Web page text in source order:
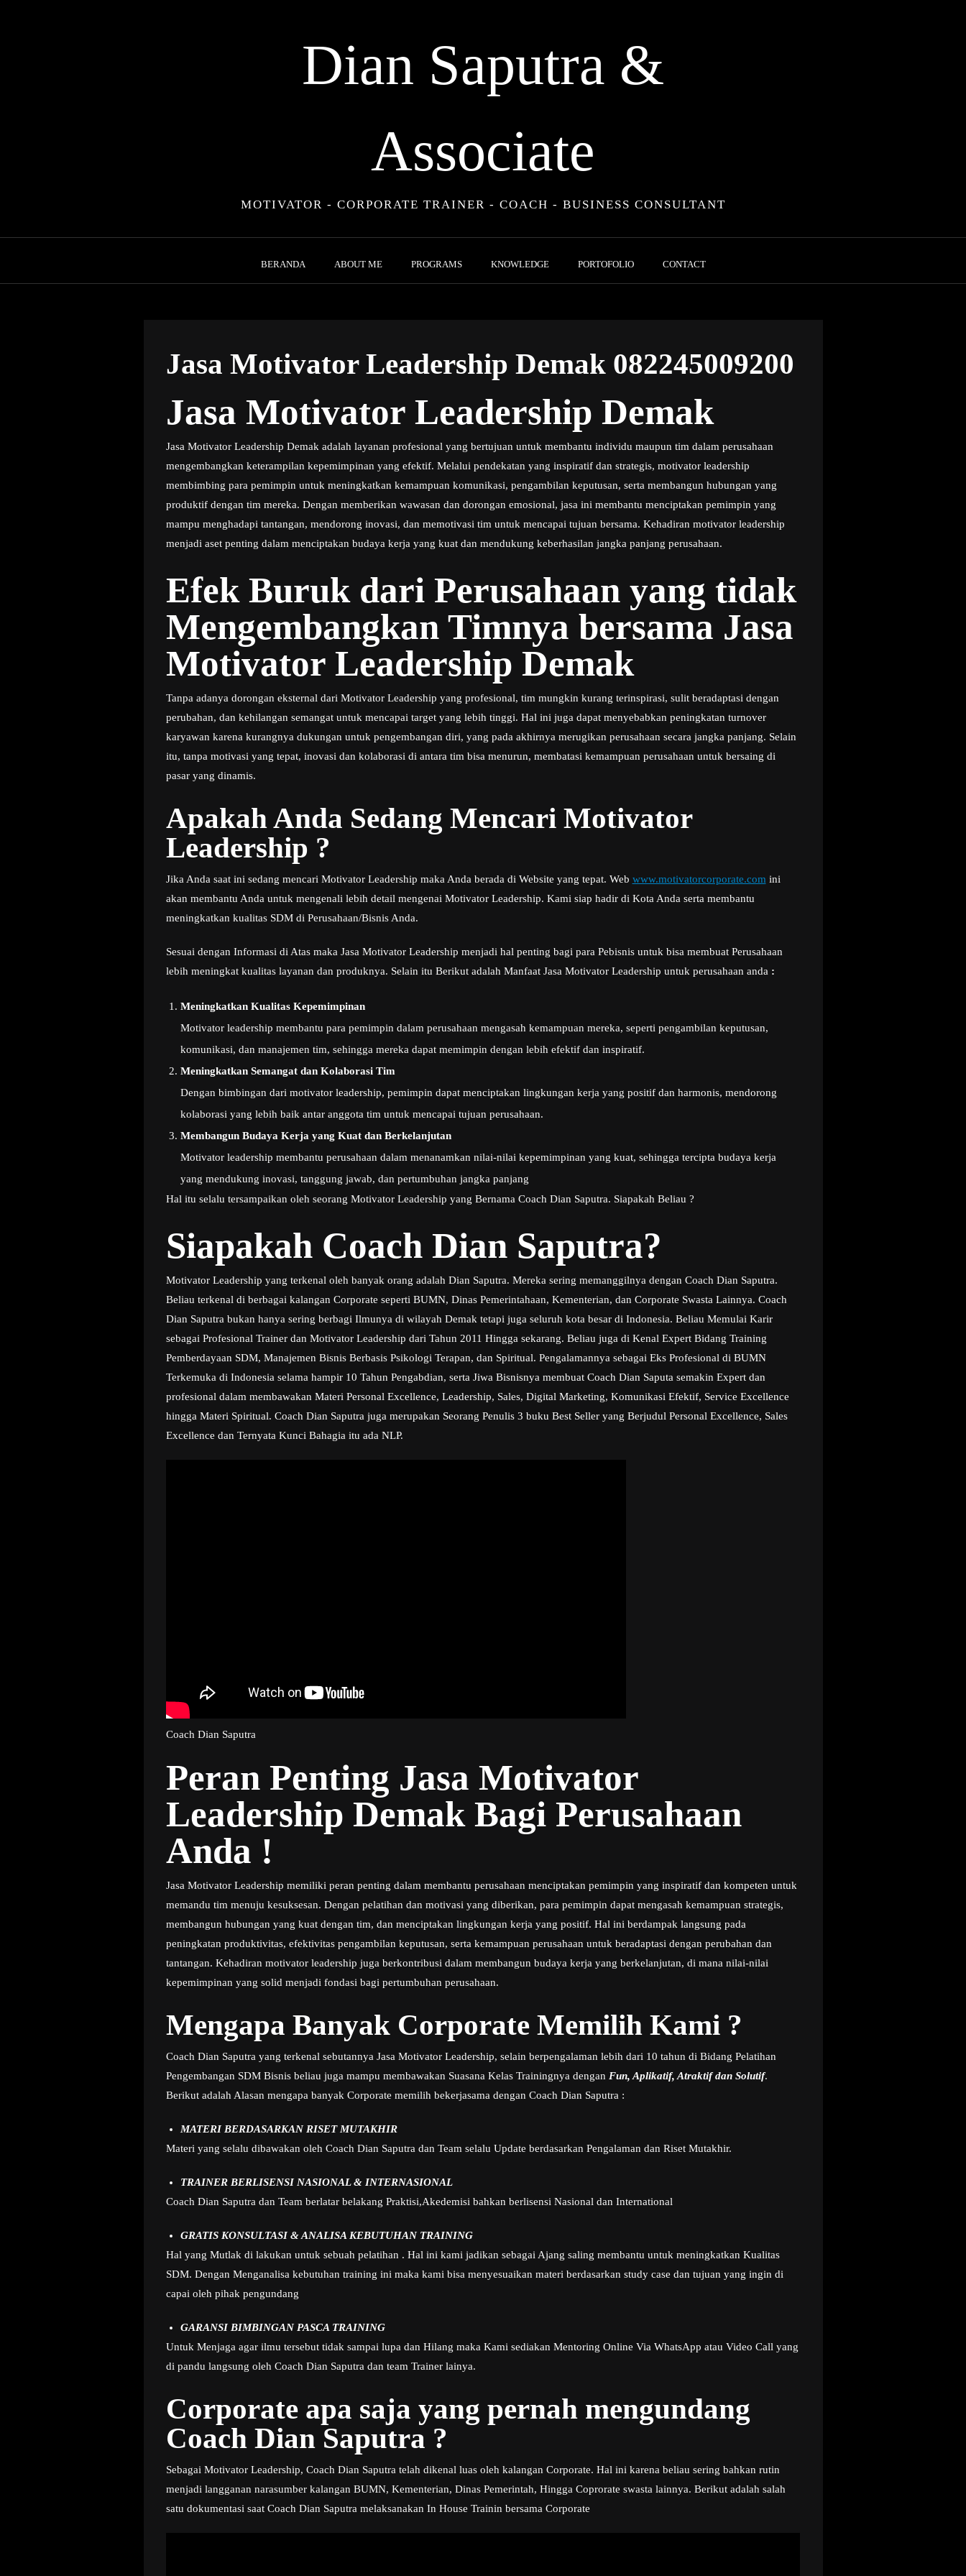
Dian Saputra &
Associate
MOTIVATOR - CORPORATE TRAINER - COACH - BUSINESS CONSULTANT
BERANDA ABOUT ME PROGRAMS KNOWLEDGE PORTOFOLIO CONTACT
Jasa Motivator Leadership Demak 082245009200
Jasa Motivator Leadership Demak
Jasa Motivator Leadership Demak adalah layanan profesional yang bertujuan untuk membantu individu maupun tim dalam perusahaan
mengembangkan keterampilan kepemimpinan yang efektif. Melalui pendekatan yang inspiratif dan strategis, motivator leadership
membimbing para pemimpin untuk meningkatkan kemampuan komunikasi, pengambilan keputusan, serta membangun hubungan yang
produktif dengan tim mereka. Dengan memberikan wawasan dan dorongan emosional, jasa ini membantu menciptakan pemimpin yang
mampu menghadapi tantangan, mendorong inovasi, dan memotivasi tim untuk mencapai tujuan bersama. Kehadiran motivator leadership
menjadi aset penting dalam menciptakan budaya kerja yang kuat dan mendukung keberhasilan jangka panjang perusahaan.
Efek Buruk dari Perusahaan yang tidak
Mengembangkan Timnya bersama Jasa
Motivator Leadership Demak
Tanpa adanya dorongan eksternal dari Motivator Leadership yang profesional, tim mungkin kurang terinspirasi, sulit beradaptasi dengan
perubahan, dan kehilangan semangat untuk mencapai target yang lebih tinggi. Hal ini juga dapat menyebabkan peningkatan turnover
karyawan karena kurangnya dukungan untuk pengembangan diri, yang pada akhirnya merugikan perusahaan secara jangka panjang. Selain
itu, tanpa motivasi yang tepat, inovasi dan kolaborasi di antara tim bisa menurun, membatasi kemampuan perusahaan untuk bersaing di
pasar yang dinamis.
Apakah Anda Sedang Mencari Motivator
Leadership ?
Jika Anda saat ini sedang mencari Motivator Leadership maka Anda berada di Website yang tepat. Web www.motivatorcorporate.com ini
akan membantu Anda untuk mengenali lebih detail mengenai Motivator Leadership. Kami siap hadir di Kota Anda serta membantu
meningkatkan kualitas SDM di Perusahaan/Bisnis Anda.
Sesuai dengan Informasi di Atas maka Jasa Motivator Leadership menjadi hal penting bagi para Pebisnis untuk bisa membuat Perusahaan
lebih meningkat kualitas layanan dan produknya. Selain itu Berikut adalah Manfaat Jasa Motivator Leadership untuk perusahaan anda :
Meningkatkan Kualitas Kepemimpinan
Motivator leadership membantu para pemimpin dalam perusahaan mengasah kemampuan mereka, seperti pengambilan keputusan,
komunikasi, dan manajemen tim, sehingga mereka dapat memimpin dengan lebih efektif dan inspiratif.
Meningkatkan Semangat dan Kolaborasi Tim
Dengan bimbingan dari motivator leadership, pemimpin dapat menciptakan lingkungan kerja yang positif dan harmonis, mendorong
kolaborasi yang lebih baik antar anggota tim untuk mencapai tujuan perusahaan.
Membangun Budaya Kerja yang Kuat dan Berkelanjutan
Motivator leadership membantu perusahaan dalam menanamkan nilai-nilai kepemimpinan yang kuat, sehingga tercipta budaya kerja
yang mendukung inovasi, tanggung jawab, dan pertumbuhan jangka panjang
Hal itu selalu tersampaikan oleh seorang Motivator Leadership yang Bernama Coach Dian Saputra. Siapakah Beliau ?
Siapakah Coach Dian Saputra?
Motivator Leadership yang terkenal oleh banyak orang adalah Dian Saputra. Mereka sering memanggilnya dengan Coach Dian Saputra.
Beliau terkenal di berbagai kalangan Corporate seperti BUMN, Dinas Pemerintahaan, Kementerian, dan Corporate Swasta Lainnya. Coach
Dian Saputra bukan hanya sering berbagi Ilmunya di wilayah Demak tetapi juga seluruh kota besar di Indonesia. Beliau Memulai Karir
sebagai Profesional Trainer dan Motivator Leadership dari Tahun 2011 Hingga sekarang. Beliau juga di Kenal Expert Bidang Training
Pemberdayaan SDM, Manajemen Bisnis Berbasis Psikologi Terapan, dan Spiritual. Pengalamannya sebagai Eks Profesional di BUMN
Terkemuka di Indonesia selama hampir 10 Tahun Pengabdian, serta Jiwa Bisnisnya membuat Coach Dian Saputa semakin Expert dan
profesional dalam membawakan Materi Personal Excellence, Leadership, Sales, Digital Marketing, Komunikasi Efektif, Service Excellence
hingga Materi Spiritual. Coach Dian Saputra juga merupakan Seorang Penulis 3 buku Best Seller yang Berjudul Personal Excellence, Sales
Excellence dan Ternyata Kunci Bahagia itu ada NLP.
Coach Dian Saputra
Peran Penting Jasa Motivator
Leadership Demak Bagi Perusahaan
Anda !
Jasa Motivator Leadership memiliki peran penting dalam membantu perusahaan menciptakan pemimpin yang inspiratif dan kompeten untuk
memandu tim menuju kesuksesan. Dengan pelatihan dan motivasi yang diberikan, para pemimpin dapat mengasah kemampuan strategis,
membangun hubungan yang kuat dengan tim, dan menciptakan lingkungan kerja yang positif. Hal ini berdampak langsung pada
peningkatan produktivitas, efektivitas pengambilan keputusan, serta kemampuan perusahaan untuk beradaptasi dengan perubahan dan
tantangan. Kehadiran motivator leadership juga berkontribusi dalam membangun budaya kerja yang berkelanjutan, di mana nilai-nilai
kepemimpinan yang solid menjadi fondasi bagi pertumbuhan perusahaan.
Mengapa Banyak Corporate Memilih Kami ?
Coach Dian Saputra yang terkenal sebutannya Jasa Motivator Leadership, selain berpengalaman lebih dari 10 tahun di Bidang Pelatihan
Pengembangan SDM Bisnis beliau juga mampu membawakan Suasana Kelas Trainingnya dengan Fun, Aplikatif, Atraktif dan Solutif.
Berikut adalah Alasan mengapa banyak Corporate memilih bekerjasama dengan Coach Dian Saputra :
MATERI BERDASARKAN RISET MUTAKHIR
Materi yang selalu dibawakan oleh Coach Dian Saputra dan Team selalu Update berdasarkan Pengalaman dan Riset Mutakhir.
TRAINER BERLISENSI NASIONAL & INTERNASIONAL
Coach Dian Saputra dan Team berlatar belakang Praktisi,Akedemisi bahkan berlisensi Nasional dan International
GRATIS KONSULTASI & ANALISA KEBUTUHAN TRAINING
Hal yang Mutlak di lakukan untuk sebuah pelatihan . Hal ini kami jadikan sebagai Ajang saling membantu untuk meningkatkan Kualitas
SDM. Dengan Menganalisa kebutuhan training ini maka kami bisa menyesuaikan materi berdasarkan study case dan tujuan yang ingin di
capai oleh pihak pengundang
GARANSI BIMBINGAN PASCA TRAINING
Untuk Menjaga agar ilmu tersebut tidak sampai lupa dan Hilang maka Kami sediakan Mentoring Online Via WhatsApp atau Video Call yang
di pandu langsung oleh Coach Dian Saputra dan team Trainer lainya.
Corporate apa saja yang pernah mengundang
Coach Dian Saputra ?
Sebagai Motivator Leadership, Coach Dian Saputra telah dikenal luas oleh kalangan Corporate. Hal ini karena beliau sering bahkan rutin
menjadi langganan narasumber kalangan BUMN, Kementerian, Dinas Pemerintah, Hingga Coprorate swasta lainnya. Berikut adalah salah
satu dokumentasi saat Coach Dian Saputra melaksanakan In House Trainin bersama Corporate